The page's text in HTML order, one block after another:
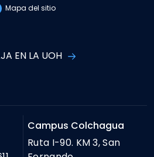
Mapa del sitio
EN LA UOH
Campus Colchagua
Ruta I-90. KM 3, San